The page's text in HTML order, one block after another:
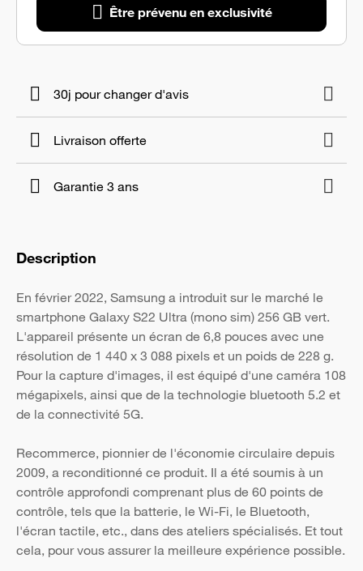
Être prévenu en exclusivité
30j pour changer d'avis
Livraison offerte
Garantie 3 ans
Description
En février 2022, Samsung a introduit sur le marché le
smartphone Galaxy S22 Ultra (mono sim) 256 GB vert.
L'appareil présente un écran de 6,8 pouces avec une
résolution de 1 440 x 3 088 pixels et un poids de 228 g.
Pour la capture d'images, il est équipé d'une caméra 108
mégapixels, ainsi que de la technologie bluetooth 5.2 et
de la connectivité 5G.
Recommerce, pionnier de l'économie circulaire depuis
2009, a reconditionné ce produit. Il a été soumis à un
contrôle approfondi comprenant plus de 60 points de
contrôle, tels que la batterie, le Wi-Fi, le Bluetooth,
l'écran tactile, etc., dans des ateliers spécialisés. Et tout
cela, pour vous assurer la meilleure expérience possible.